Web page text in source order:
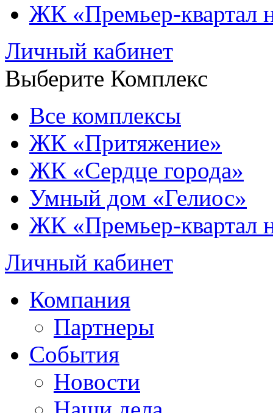
ЖК «Премьер-квартал
Личный кабинет
Выберите Комплекс
Все комплексы
ЖК «Притяжение»
ЖК «Сердце города»
Умный дом «Гелиос»
ЖК «Премьер-квартал
Личный кабинет
Компания
Партнеры
События
Новости